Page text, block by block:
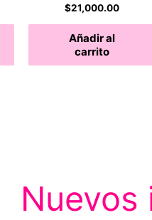
$21,000.00
Añadir al
carrito
Nuevos